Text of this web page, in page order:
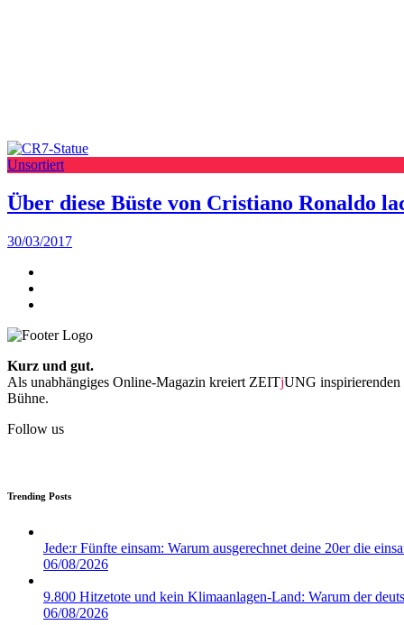
Unsortiert
Über diese Büste von Cristiano Ronaldo
30/03/2017
Kurz und gut.
Als unabhängiges Online-Magazin kreiert ZEITjUNG inspirierenden
Bühne.
Follow us
Trending Posts
Jede:r Fünfte einsam: Warum ausgerechnet deine 20er die
06/08/2026
9.800 Hitzetote und kein Klimaanlagen-Land: Warum der
06/08/2026